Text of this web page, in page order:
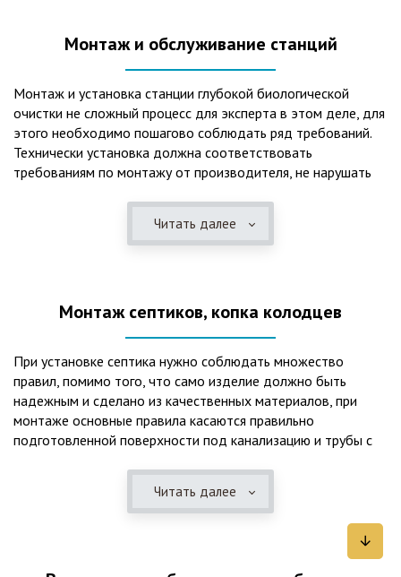
Монтаж и обслуживание станций
Монтаж и установка станции глубокой биологической
очистки не сложный процесс для эксперта в этом деле, для
этого необходимо пошагово соблюдать ряд требований.
Технически установка должна соответствовать
требованиям по монтажу от производителя, не нарушать
представления о требованиях ПУЭ, ведь не качественный
монтаж может привезти не только к выходу из строя
вод – самый эффективный способ из всех существующих
оборудования вода может применяться для хозяйственных
нужд и полива огорода, а остатки ила при чистке могут
стать эффективным удобрением. Нет необходимости
тратить средства на ассенизаторскую машину. Системы
монтируются при минимуме земляных работ, без грязи и
заезда крупной техники, даже при очень высоком уровне
грунтовых вод. Служат до 50 и более лет при уникальной
необходимо удалять ил, самостоятельно или с помощью
Читать далее
Монтаж септиков, копка колодцев
При установке септика нужно соблюдать множество
правил, помимо того, что само изделие должно быть
надежным и сделано из качественных материалов, при
монтаже основные правила касаются правильно
подготовленной поверхности под канализацию и трубы с
Мы установим Вам емкости для фильтрации и отстаивания
сточных вод по технологиям, не приводящим к загрязнению
Читать далее